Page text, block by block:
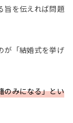
旨を伝えれば問題
が「結婚式を挙げ
のみになる」とい